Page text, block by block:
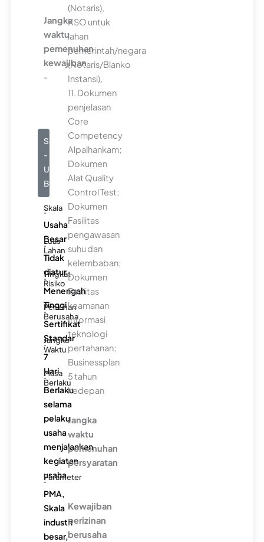
Jangka
waktu
pemenuhan
kewajiban
-
Seluruhnya
-
Usaha
Besar
Skala
:
Usaha
Besar
Luas
Lahan
:
Tidak
diatur
Tingkat
Risiko
:
Menengah
Tinggi
Perizinan
Berusaha
:
Sertifikat
Standar
Jangka
Waktu
:
7
Hari
Masa
Berlaku
:
Berlaku
selama
pelaku
usaha
menjalankan
kegiatan
usaha
Parameter
:
PMA,
Skala
industri
besar,
(Notaris),
KSO untuk
lahan
pemerintah/negara
(Notaris/Blanko
Instansi),
11. Dokumen
penjelasan
Core
Competency
Alpalhankam;
Dokumen
Alat Quality
Control Test;
Dokumen
Fasilitas
pengawasan
suhu dan
kelembaban;
Dokumen
Fasilitas
keamanan
Informasi
teknologi
pertahanan;
Businessplan
5 tahun
kedepan
Jangka
waktu
pemenuhan
persyaratan
-
Kewajiban
perizinan
berusaha